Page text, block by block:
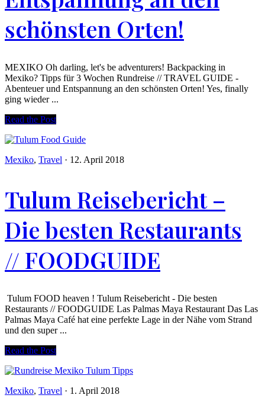
schönsten Orten!
MEXIKO Oh darling, let's be adventurers! Backpacking in
Mexiko? Tipps für 3 Wochen Rundreise // TRAVEL GUIDE -
Abenteuer und Entspannung an den schönsten Orten! Yes, finally
ging wieder ...
Read the Post
Mexiko, Travel · 12. April 2018
Tulum Reisebericht –
Die besten Restaurants
// FOODGUIDE
Tulum FOOD heaven ! Tulum Reisebericht - Die besten
Restaurants // FOODGUIDE Las Palmas Maya Restaurant Das Las
Palmas Maya Café hat eine perfekte Lage in der Nähe vom Strand
und den super ...
Read the Post
Mexiko, Travel · 1. April 2018